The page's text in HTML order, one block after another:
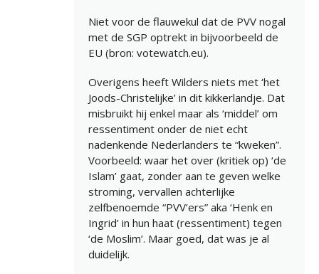
Niet voor de flauwekul dat de PVV nogal
met de SGP optrekt in bijvoorbeeld de
EU (bron: votewatch.eu).
Overigens heeft Wilders niets met ‘het
Joods-Christelijke’ in dit kikkerlandje. Dat
misbruikt hij enkel maar als ‘middel’ om
ressentiment onder de niet echt
nadenkende Nederlanders te “kweken”.
Voorbeeld: waar het over (kritiek op) ‘de
Islam’ gaat, zonder aan te geven welke
stroming, vervallen achterlijke
zelfbenoemde “PVV’ers” aka ‘Henk en
Ingrid’ in hun haat (ressentiment) tegen
‘de Moslim’. Maar goed, dat was je al
duidelijk.